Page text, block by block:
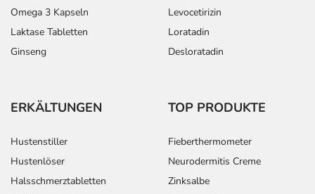
Omega 3 Kapseln
Laktase Tabletten
Ginseng
Levocetirizin
Loratadin
Desloratadin
ERKÄLTUNGEN
Hustenstiller
Hustenlöser
Halsschmerztabletten
TOP PRODUKTE
Fieberthermometer
Neurodermitis Creme
Zinksalbe